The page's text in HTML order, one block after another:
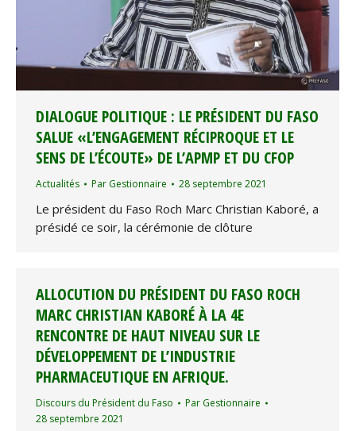
DIALOGUE POLITIQUE : LE PRÉSIDENT DU FASO
SALUE «L’ENGAGEMENT RÉCIPROQUE ET LE
SENS DE L’ÉCOUTE» DE L’APMP ET DU CFOP
Actualités Par Gestionnaire 28 septembre 2021
Le président du Faso Roch Marc Christian Kaboré, a
présidé ce soir, la cérémonie de clôture
ALLOCUTION DU PRÉSIDENT DU FASO ROCH
MARC CHRISTIAN KABORÉ À LA 4E
RENCONTRE DE HAUT NIVEAU SUR LE
DÉVELOPPEMENT DE L’INDUSTRIE
PHARMACEUTIQUE EN AFRIQUE.
Discours du Président du Faso Par Gestionnaire
28 septembre 2021